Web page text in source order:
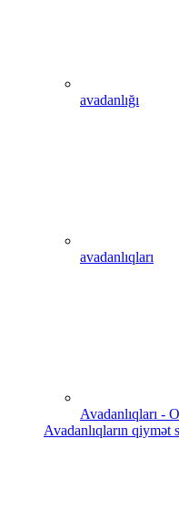
avadanlığı
avadanlıqları
Avadanlıqları -
Avadanlıqların qiymət